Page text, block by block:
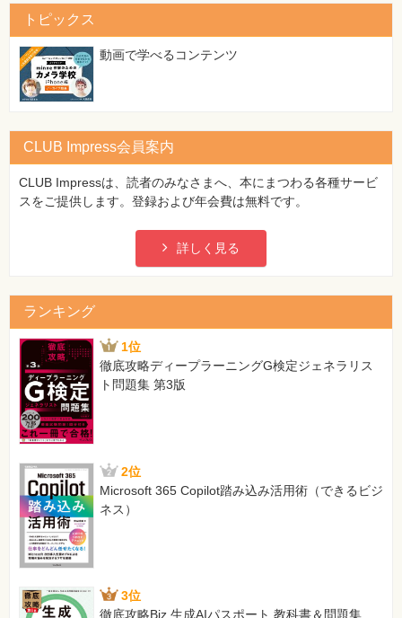
トピックス
動画で学べるコンテンツ
CLUB Impress会員案内
CLUB Impressは、読者のみなさまへ、本にまつわる各種サービ
スをご提供します。登録および年会費は無料です。
詳しく見る
ランキング
1位
徹底攻略ディープラーニングG検定ジェネラリス
ト問題集 第3版
2位
Microsoft 365 Copilot踏み込み活用術（できるビジ
ネス）
3位
徹底攻略Biz 生成AIパスポート 教科書＆問題集